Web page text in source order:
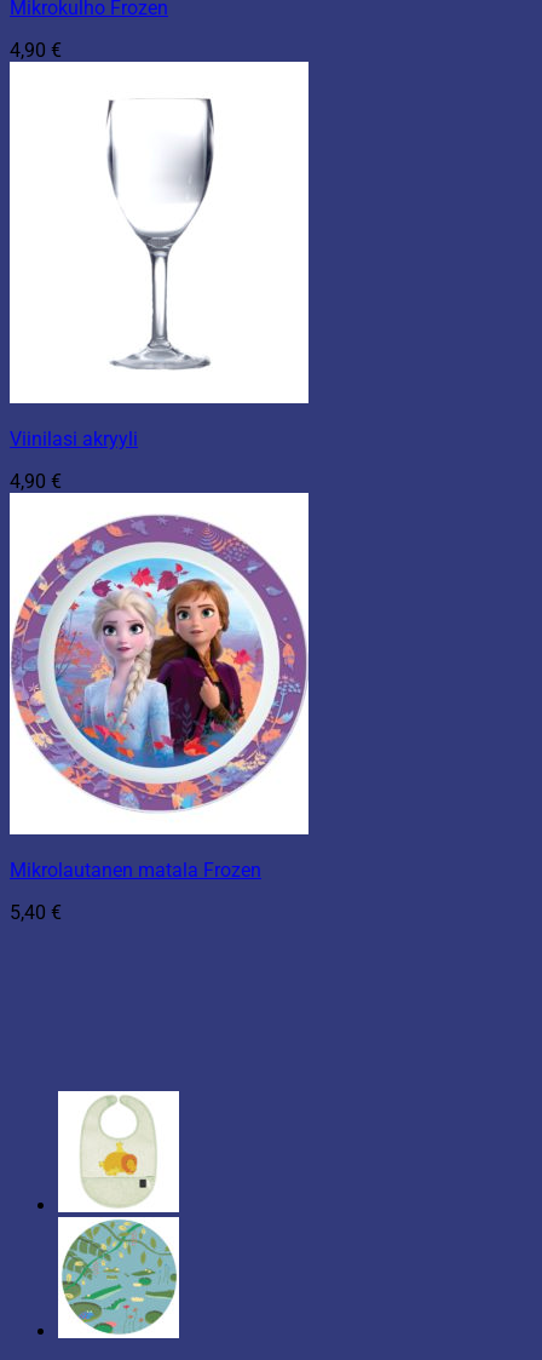
Mikrokulho Frozen
4,90 €
Viinilasi akryyli
4,90 €
Mikrolautanen matala Frozen
5,40 €